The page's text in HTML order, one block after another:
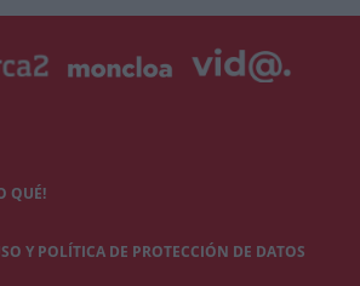
QUÉ!
Y POLÍTICA DE PROTECCIÓN DE DATOS